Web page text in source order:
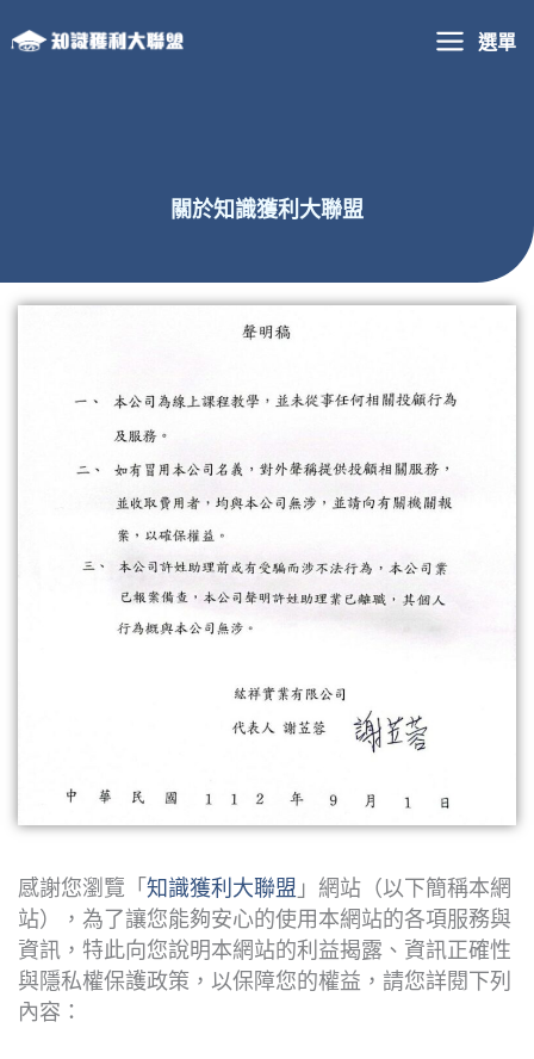
至
選單
關於知識獲利大聯盟
感謝您瀏覽「 知識獲利大聯盟 」網站（以下簡稱本網
站），為了讓您能夠安心的使用本網站的各項服務與
資訊，特此向您說明本網站的利益揭露、資訊正確性
與隱私權保護政策，以保障您的權益，請您詳閱下列
內容：